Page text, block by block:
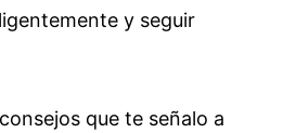
y seguir
que te señalo a